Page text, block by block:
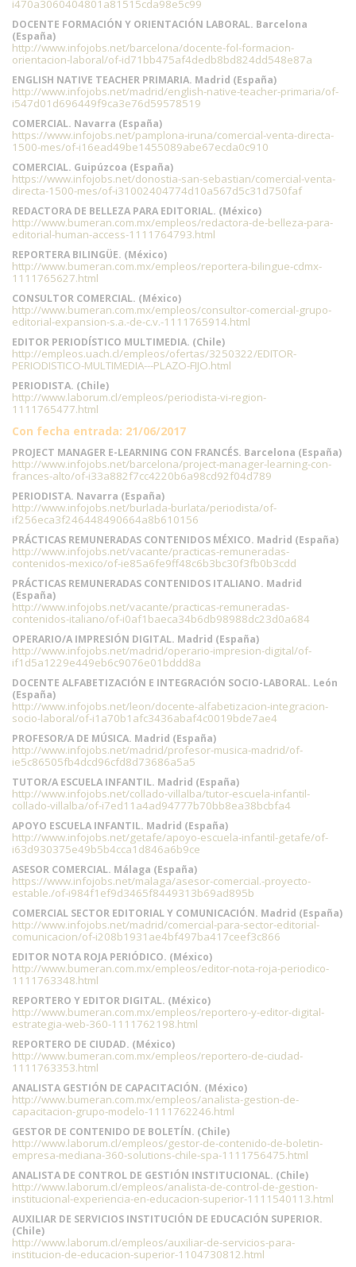
i470a3060404801a81515cda98e5c99
DOCENTE FORMACIÓN Y ORIENTACIÓN LABORAL. Barcelona
(España)
http://www.infojobs.net/barcelona/docente-fol-formacion-
orientacion-laboral/of-id71bb475af4dedb8bd824dd548e87a
ENGLISH NATIVE TEACHER PRIMARIA. Madrid (España)
http://www.infojobs.net/madrid/english-native-teacher-primaria/of-
i547d01d696449f9ca3e76d59578519
COMERCIAL. Navarra (España)
https://www.infojobs.net/pamplona-iruna/comercial-venta-directa-
1500-mes/of-i16ead49be1455089abe67ecda0c910
COMERCIAL. Guipúzcoa (España)
https://www.infojobs.net/donostia-san-sebastian/comercial-venta-
directa-1500-mes/of-i31002404774d10a567d5c31d750faf
REDACTORA DE BELLEZA PARA EDITORIAL. (México)
http://www.bumeran.com.mx/empleos/redactora-de-belleza-para-
editorial-human-access-1111764793.html
REPORTERA BILINGÜE. (México)
http://www.bumeran.com.mx/empleos/reportera-bilingue-cdmx-
1111765627.html
CONSULTOR COMERCIAL. (México)
http://www.bumeran.com.mx/empleos/consultor-comercial-grupo-
editorial-expansion-s.a.-de-c.v.-1111765914.html
EDITOR PERIODÍSTICO MULTIMEDIA. (Chile)
http://empleos.uach.cl/empleos/ofertas/3250322/EDITOR-
PERIODISTICO-MULTIMEDIA---PLAZO-FIJO.html
PERIODISTA. (Chile)
http://www.laborum.cl/empleos/periodista-vi-region-
1111765477.html
Con fecha entrada: 21/06/2017
PROJECT MANAGER E-LEARNING CON FRANCÉS. Barcelona (España)
http://www.infojobs.net/barcelona/project-manager-learning-con-
frances-alto/of-i33a882f7cc4220b6a98cd92f04d789
PERIODISTA. Navarra (España)
http://www.infojobs.net/burlada-burlata/periodista/of-
if256eca3f246448490664a8b610156
PRÁCTICAS REMUNERADAS CONTENIDOS MÉXICO. Madrid (España)
http://www.infojobs.net/vacante/practicas-remuneradas-
contenidos-mexico/of-ie85a6fe9ff48c6b3bc30f3fb0b3cdd
PRÁCTICAS REMUNERADAS CONTENIDOS ITALIANO. Madrid
(España)
http://www.infojobs.net/vacante/practicas-remuneradas-
contenidos-italiano/of-i0af1baeca34b6db98988dc23d0a684
OPERARIO/A IMPRESIÓN DIGITAL. Madrid (España)
http://www.infojobs.net/madrid/operario-impresion-digital/of-
if1d5a1229e449eb6c9076e01bddd8a
DOCENTE ALFABETIZACIÓN E INTEGRACIÓN SOCIO-LABORAL. León
(España)
http://www.infojobs.net/leon/docente-alfabetizacion-integracion-
socio-laboral/of-i1a70b1afc3436abaf4c0019bde7ae4
PROFESOR/A DE MÚSICA. Madrid (España)
http://www.infojobs.net/madrid/profesor-musica-madrid/of-
ie5c86505fb4dcd96cfd8d73686a5a5
TUTOR/A ESCUELA INFANTIL. Madrid (España)
http://www.infojobs.net/collado-villalba/tutor-escuela-infantil-
collado-villalba/of-i7ed11a4ad94777b70bb8ea38bcbfa4
APOYO ESCUELA INFANTIL. Madrid (España)
http://www.infojobs.net/getafe/apoyo-escuela-infantil-getafe/of-
i63d930375e49b5b4cca1d846a6b9ce
ASESOR COMERCIAL. Málaga (España)
https://www.infojobs.net/malaga/asesor-comercial.-proyecto-
estable./of-i984f1ef9d3465f8449313b69ad895b
COMERCIAL SECTOR EDITORIAL Y COMUNICACIÓN. Madrid (España)
http://www.infojobs.net/madrid/comercial-para-sector-editorial-
comunicacion/of-i208b1931ae4bf497ba417ceef3c866
EDITOR NOTA ROJA PERIÓDICO. (México)
http://www.bumeran.com.mx/empleos/editor-nota-roja-periodico-
1111763348.html
REPORTERO Y EDITOR DIGITAL. (México)
http://www.bumeran.com.mx/empleos/reportero-y-editor-digital-
estrategia-web-360-1111762198.html
REPORTERO DE CIUDAD. (México)
http://www.bumeran.com.mx/empleos/reportero-de-ciudad-
1111763353.html
ANALISTA GESTIÓN DE CAPACITACIÓN. (México)
http://www.bumeran.com.mx/empleos/analista-gestion-de-
capacitacion-grupo-modelo-1111762246.html
GESTOR DE CONTENIDO DE BOLETÍN. (Chile)
http://www.laborum.cl/empleos/gestor-de-contenido-de-boletin-
empresa-mediana-360-solutions-chile-spa-1111756475.html
ANALISTA DE CONTROL DE GESTIÓN INSTITUCIONAL. (Chile)
http://www.laborum.cl/empleos/analista-de-control-de-gestion-
institucional-experiencia-en-educacion-superior-1111540113.html
AUXILIAR DE SERVICIOS INSTITUCIÓN DE EDUCACIÓN SUPERIOR.
(Chile)
http://www.laborum.cl/empleos/auxiliar-de-servicios-para-
institucion-de-educacion-superior-1104730812.html